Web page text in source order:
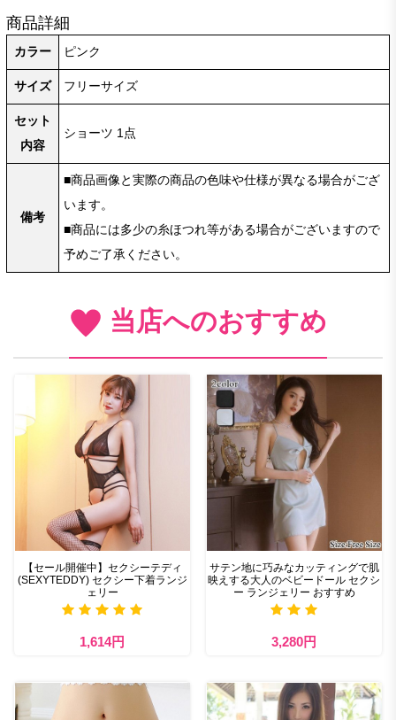
商品詳細
カラー ピンク
サイズ フリーサイズ
セット
内容
ショーツ 1点
備考
■商品画像と実際の商品の色味や仕様が異なる場合がござ
います。
■商品には多少の糸ほつれ等がある場合がございますので
予めご了承ください。
当店へのおすすめ
【セール開催中】セクシーテディ
(SEXYTEDDY) セクシー下着ランジ
ェリー
1,614円
サテン地に巧みなカッティングで肌
映えする大人のベビードール セクシ
ー ランジェリー おすすめ
3,280円